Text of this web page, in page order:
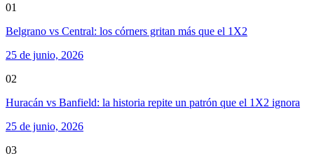
01
Belgrano vs Central: los córners gritan más que el 1X2
25 de junio, 2026
02
Huracán vs Banfield: la historia repite un patrón que el 1X2 ignora
25 de junio, 2026
03